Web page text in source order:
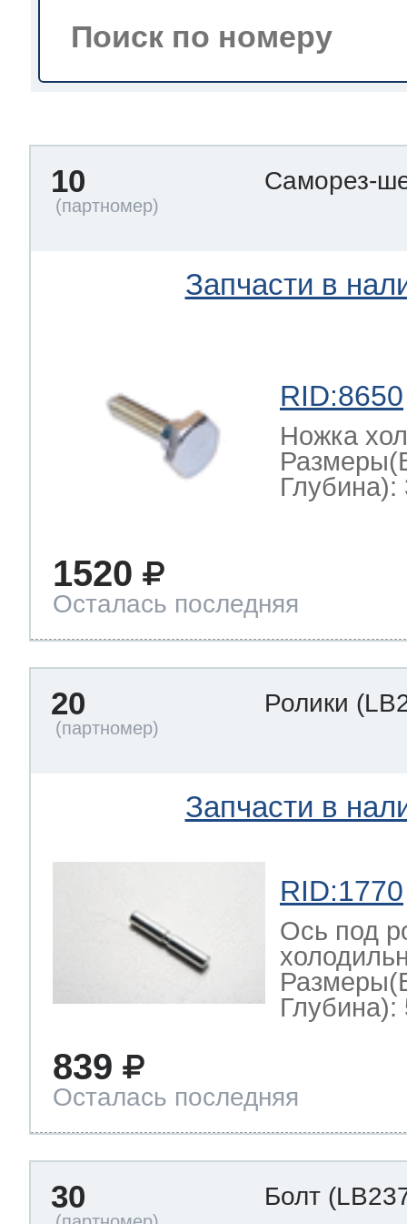
по уходу
10 Саморез-
Запчасти в
RID:8650
Ножка
Глубина):
1520
Осталась последняя
20 Ролики
Запчасти в
RID:1770
Ось под
Глубина):
839
Осталась последняя
30 Болт